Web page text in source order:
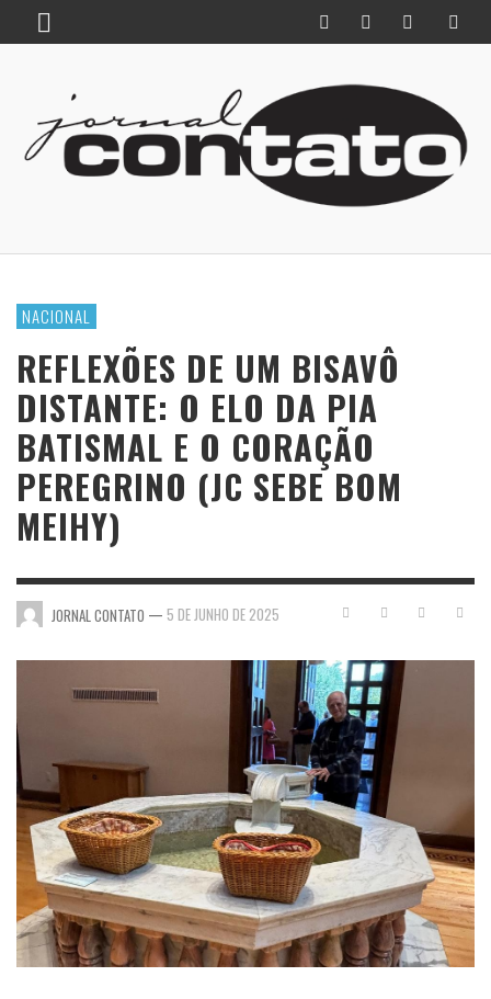
NACIONAL
REFLEXÕES DE UM BISAVÔ
DISTANTE: O ELO DA PIA
BATISMAL E O CORAÇÃO
PEREGRINO (JC SEBE BOM
MEIHY)
JORNAL CONTATO — 5 DE JUNHO DE 2025